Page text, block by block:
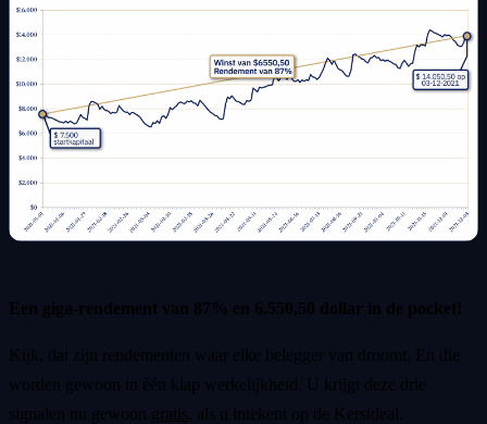
Een giga-rendement van 87% en 6.550,50 dollar in de pocket!
Kijk, dat zijn rendementen waar elke belegger van droomt. En die
worden gewoon in één klap werkelijkheid. U krijgt deze drie
signalen nu gewoon gratis , als u intekent op de Kerstdeal.